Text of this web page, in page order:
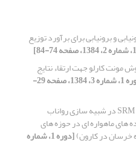
و برونیابی برای برآورد توزیع
مونت کارلو جهت ارتقاء نتایج
[دوره 1، شماره 3، 1384، صفحه 29-
بررسی کاربرد مدل SRM در شبیه سازی رواناب
های ماهواره ای در حوزه های
خرسان در کارون) [دوره 1، شماره